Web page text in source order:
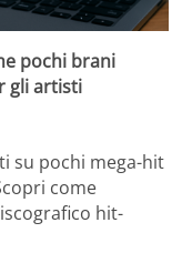
pochi brani
gli artisti
su pochi mega-hit
come
hit-